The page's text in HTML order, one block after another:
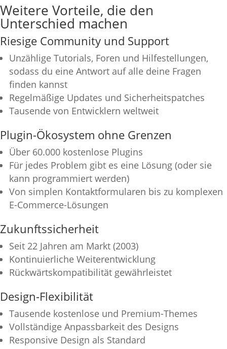
Weitere Vorteile, die den
Unterschied machen
Riesige Community und Support
Unzählige Tutorials, Foren und Hilfestellungen,
sodass du eine Antwort auf alle deine Fragen
finden kannst
Regelmäßige Updates und Sicherheitspatches
Tausende von Entwicklern weltweit
Plugin-Ökosystem ohne Grenzen
Über 60.000 kostenlose Plugins
Für jedes Problem gibt es eine Lösung (oder sie
kann programmiert werden)
Von simplen Kontaktformularen bis zu komplexen
E-Commerce-Lösungen
Zukunftssicherheit
Seit 22 Jahren am Markt (2003)
Kontinuierliche Weiterentwicklung
Rückwärtskompatibilität gewährleistet
Design-Flexibilität
Tausende kostenlose und Premium-Themes
Vollständige Anpassbarkeit des Designs
Responsive Design als Standard